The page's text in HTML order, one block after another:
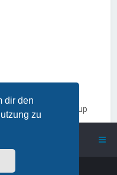
dir den
zu
- 2023 Board3 Group